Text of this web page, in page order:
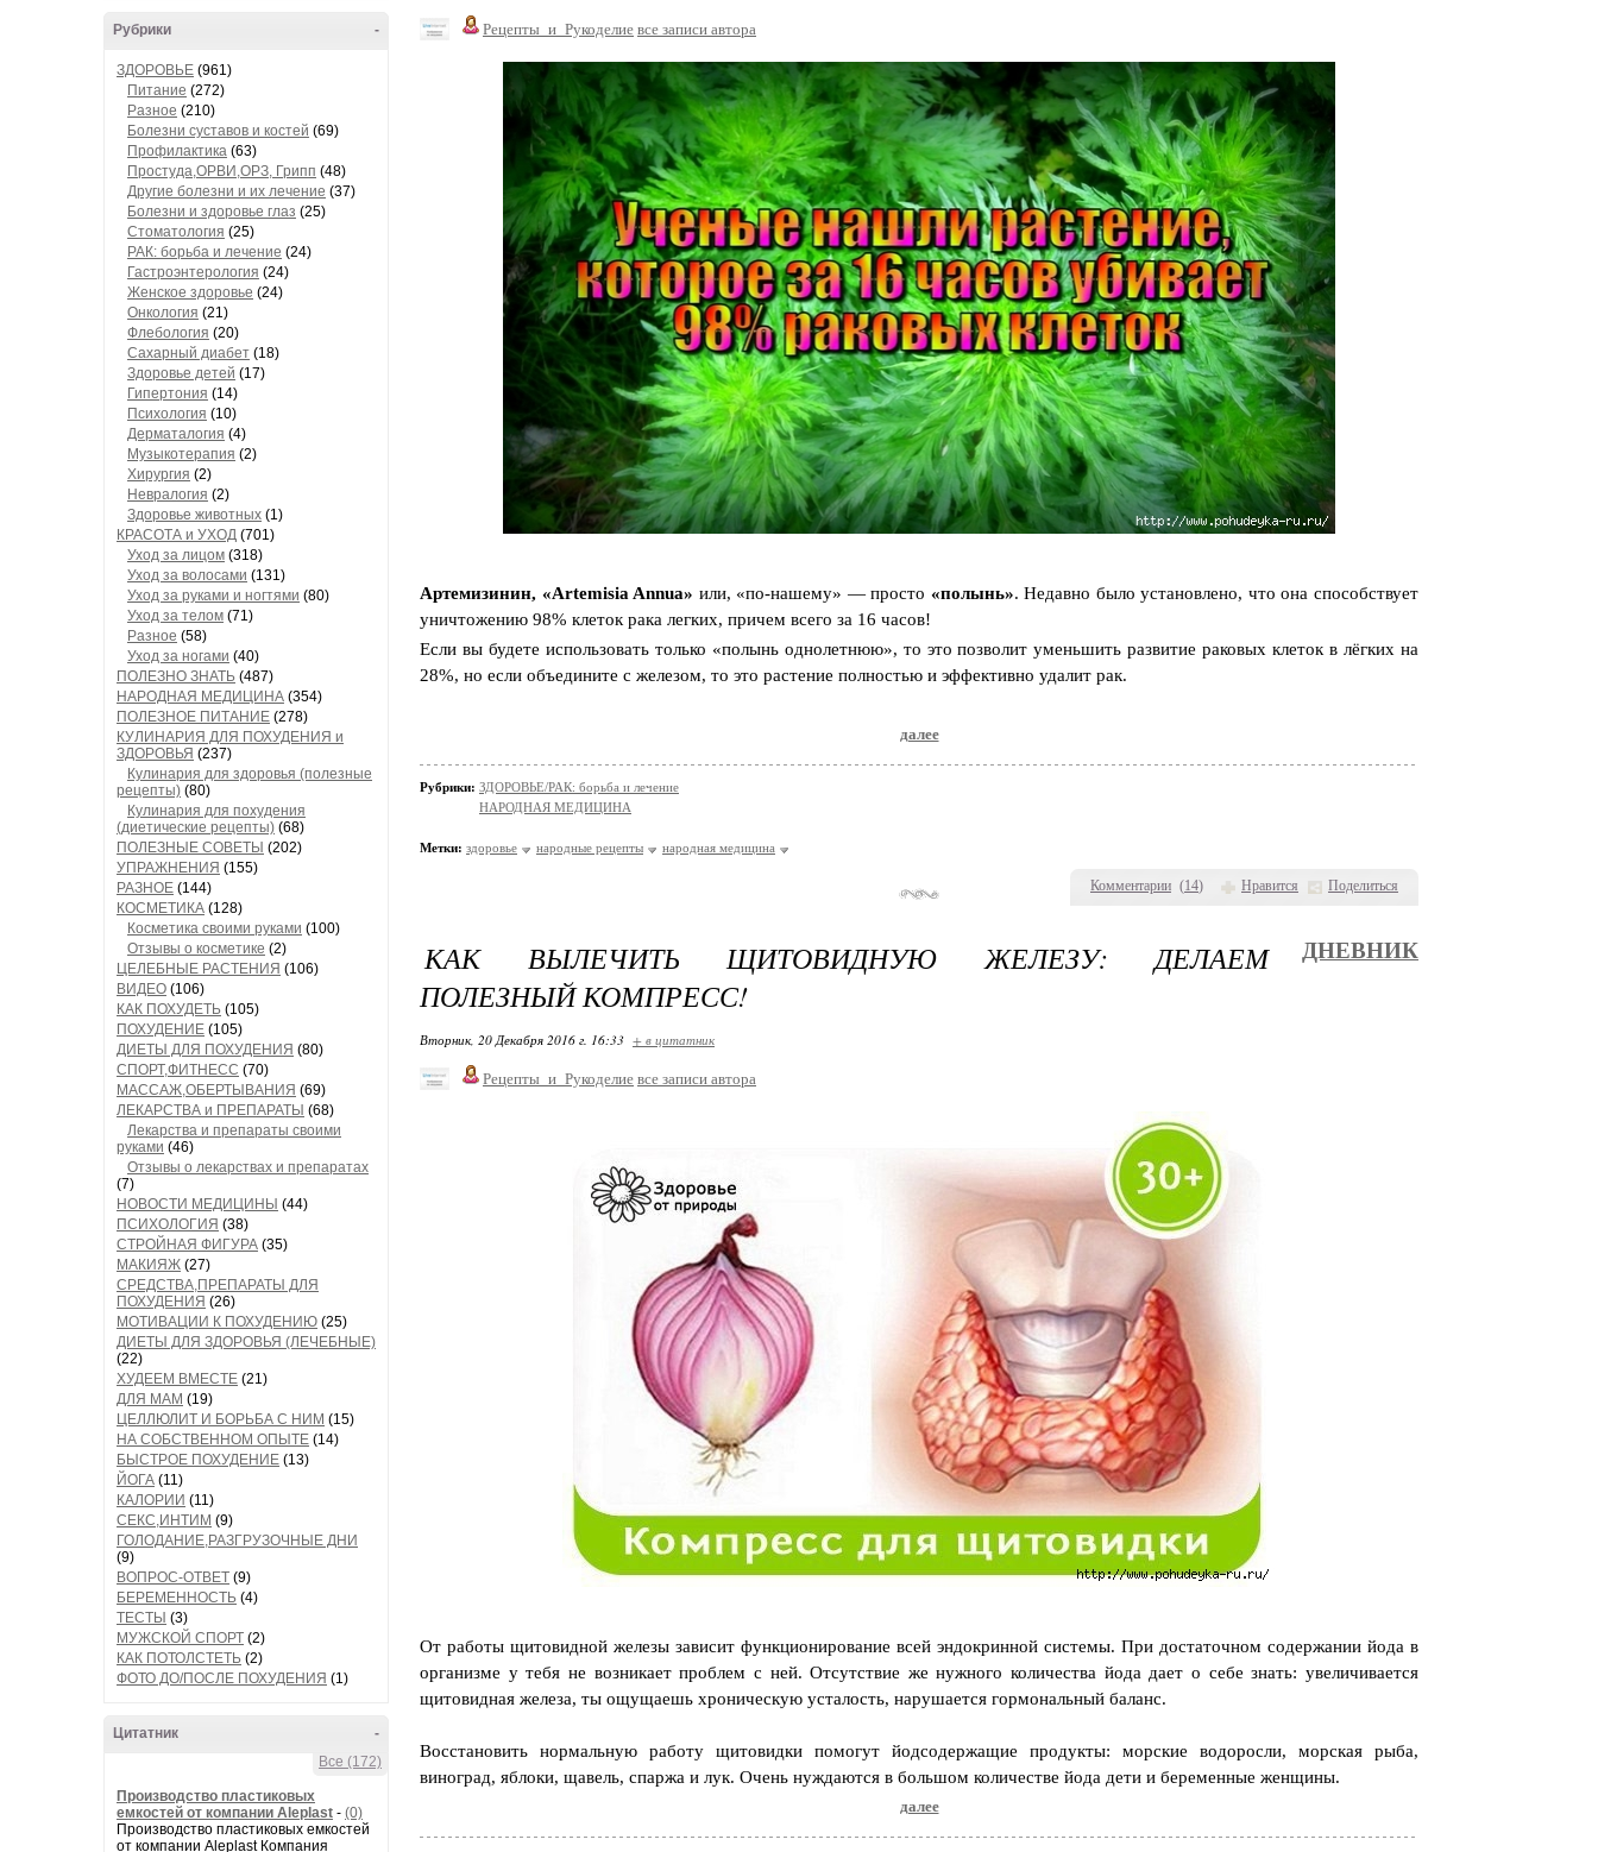
-
Рубрики
ЗДОРОВЬЕ (961)
Питание (272)
Разное (210)
Болезни суставов и костей (69)
Профилактика (63)
Простуда,ОРВИ,ОРЗ, Грипп (48)
Другие болезни и их лечение (37)
Болезни и здоровье глаз (25)
Стоматология (25)
РАК: борьба и лечение (24)
Гастроэнтерология (24)
Женское здоровье (24)
Онкология (21)
Флебология (20)
Сахарный диабет (18)
Здоровье детей (17)
Гипертония (14)
Психология (10)
Дерматалогия (4)
Музыкотерапия (2)
Хирургия (2)
Невралогия (2)
Здоровье животных (1)
КРАСОТА и УХОД (701)
Уход за лицом (318)
Уход за волосами (131)
Уход за руками и ногтями (80)
Уход за телом (71)
Разное (58)
Уход за ногами (40)
ПОЛЕЗНО ЗНАТЬ (487)
НАРОДНАЯ МЕДИЦИНА (354)
ПОЛЕЗНОЕ ПИТАНИЕ (278)
КУЛИНАРИЯ ДЛЯ ПОХУДЕНИЯ и
ЗДОРОВЬЯ (237)
Кулинария для здоровья (полезные
рецепты) (80)
Кулинария для похудения
(диетические рецепты) (68)
ПОЛЕЗНЫЕ СОВЕТЫ (202)
УПРАЖНЕНИЯ (155)
РАЗНОЕ (144)
КОСМЕТИКА (128)
Косметика своими руками (100)
Отзывы о косметике (2)
ЦЕЛЕБНЫЕ РАСТЕНИЯ (106)
ВИДЕО (106)
КАК ПОХУДЕТЬ (105)
ПОХУДЕНИЕ (105)
ДИЕТЫ ДЛЯ ПОХУДЕНИЯ (80)
СПОРТ,ФИТНЕСС (70)
МАССАЖ,ОБЕРТЫВАНИЯ (69)
ЛЕКАРСТВА и ПРЕПАРАТЫ (68)
Лекарства и препараты своими
руками (46)
Отзывы о лекарствах и препаратах
(7)
НОВОСТИ МЕДИЦИНЫ (44)
ПСИХОЛОГИЯ (38)
СТРОЙНАЯ ФИГУРА (35)
МАКИЯЖ (27)
СРЕДСТВА,ПРЕПАРАТЫ ДЛЯ
ПОХУДЕНИЯ (26)
МОТИВАЦИИ К ПОХУДЕНИЮ (25)
ДИЕТЫ ДЛЯ ЗДОРОВЬЯ (ЛЕЧЕБНЫЕ)
(22)
ХУДЕЕМ ВМЕСТЕ (21)
ДЛЯ МАМ (19)
ЦЕЛЛЮЛИТ И БОРЬБА С НИМ (15)
НА СОБСТВЕННОМ ОПЫТЕ (14)
БЫСТРОЕ ПОХУДЕНИЕ (13)
ЙОГА (11)
КАЛОРИИ (11)
СЕКС,ИНТИМ (9)
ГОЛОДАНИЕ,РАЗГРУЗОЧНЫЕ ДНИ
(9)
ВОПРОС-ОТВЕТ (9)
БЕРЕМЕННОСТЬ (4)
ТЕСТЫ (3)
МУЖСКОЙ СПОРТ (2)
КАК ПОТОЛСТЕТЬ (2)
ФОТО ДО/ПОСЛЕ ПОХУДЕНИЯ (1)
-
Цитатник
Все (172)
Производство пластиковых
емкостей от компании Aleplast - (0)
Производство пластиковых емкостей
от компании Aleplast Компания
Комментарии (14) Нравится Поделиться
Рецепты_и_Рукоделие все записи автора
Артемизинин, «Artemisia Annua» или, «по-нашему» — просто «полынь». Недавно было установлено, что она способствует
уничтожению 98% клеток рака легких, причем всего за 16 часов!
Если вы будете использовать только «полынь однолетнюю», то это позволит уменьшить развитие раковых клеток в лёгких на
28%, но если объедините с железом, то это растение полностью и эффективно удалит рак.
далее
Рубрики: ЗДОРОВЬЕ/РАК: борьба и лечение
НАРОДНАЯ МЕДИЦИНА
Метки: здоровье народные рецепты народная медицина
КАК ВЫЛЕЧИТЬ ЩИТОВИДНУЮ ЖЕЛЕЗУ: ДЕЛАЕМ
ПОЛЕЗНЫЙ КОМПРЕСС!
ДНЕВНИК
Вторник, 20 Декабря 2016 г. 16:33 + в цитатник
Рецепты_и_Рукоделие все записи автора
От работы щитовидной железы зависит функционирование всей эндокринной системы. При достаточном содержании йода в
организме у тебя не возникает проблем с ней. Отсутствие же нужного количества йода дает о себе знать: увеличивается
щитовидная железа, ты ощущаешь хроническую усталость, нарушается гормональный баланс.
Восстановить нормальную работу щитовидки помогут йодсодержащие продукты: морские водоросли, морская рыба,
виноград, яблоки, щавель, спаржа и лук. Очень нуждаются в большом количестве йода дети и беременные женщины.
далее